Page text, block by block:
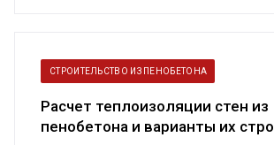
СТРОИТЕЛЬСТВО ИЗ ПЕНОБЕТОНА
Расчет теплоизоляции стен из
пенобетона и варианты их